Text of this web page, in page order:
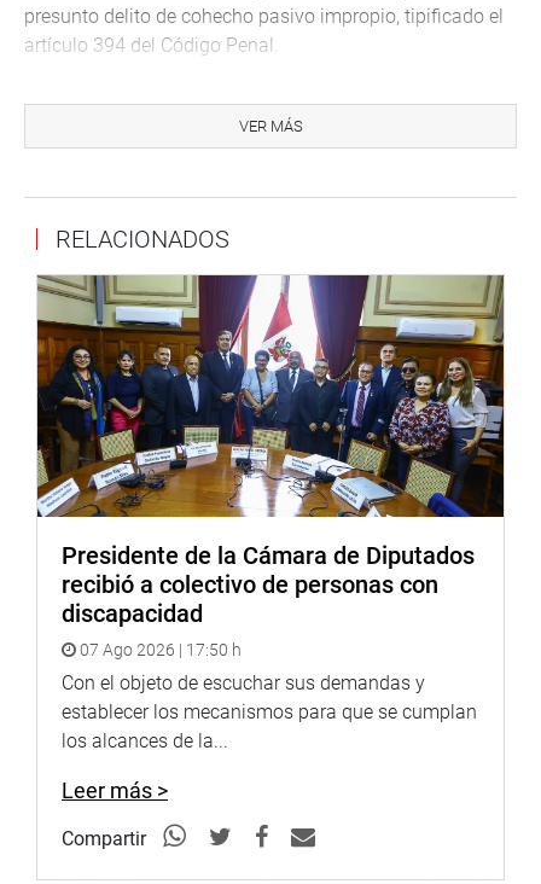
presunto delito de cohecho pasivo impropio, tipificado el
artículo 394 del Código Penal.
representación del Ministerio Público, el fiscal adjunto
supremo provisional del área de enriquecimiento y
presidenta, Juan Carlos Portugal Sánchez. Asimismo, los
Namihas.
OFICINA DE COMUNICACIONES E IMAGEN
INSTITUCIONAL
VER MÁS
RELACIONADOS
Presidente de la Cámara de Diputados
recibió a colectivo de personas con
discapacidad
07 Ago 2026 | 17:50 h
Con el objeto de escuchar sus demandas y
establecer los mecanismos para que se cumplan
los alcances de la...
Leer más >
Compartir